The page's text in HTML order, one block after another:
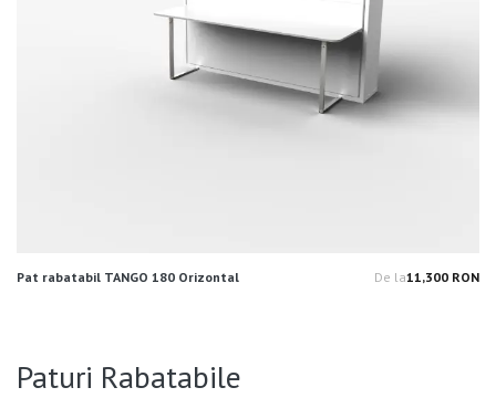
Pat rabatabil TANGO 180 Orizontal De la11,300 RON
Paturi Rabatabile